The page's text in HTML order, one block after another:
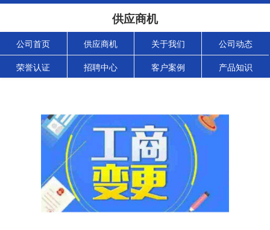
供应商机
公司首页 供应商机 关于我们 公司动态
荣誉认证 招聘中心 客户案例 产品知识